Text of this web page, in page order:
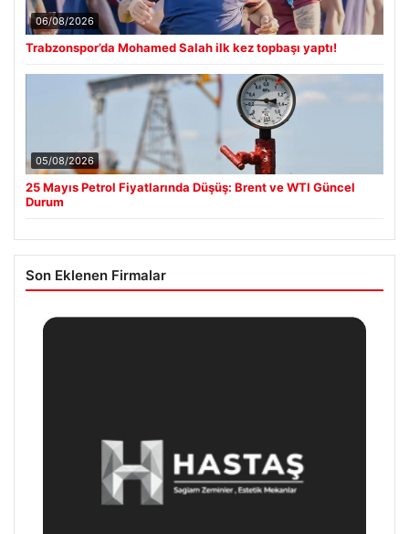
06/08/2026
Trabzonspor’da Mohamed Salah ilk kez topbaşı yaptı!
05/08/2026
25 Mayıs Petrol Fiyatlarında Düşüş: Brent ve WTI Güncel
Durum
Son Eklenen Firmalar